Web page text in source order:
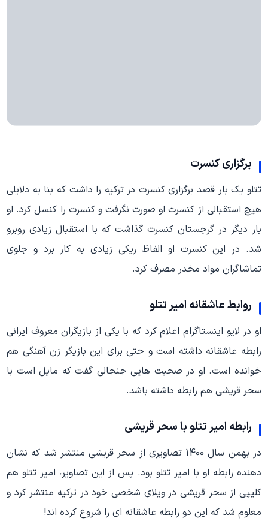
برگزاری کنسرت
تتلو یک بار قصد برگزاری کنسرت در ترکیه را داشت که بنا به دلایلی
هیچ استقبالی از کنسرت او صورت نگرفت و کنسرت را کنسل کرد. او
بار دیگر در گرجستان کنسرت گذاشت که با استقبال زیادی روبرو
شد. در این کنسرت او الفاظ ریکی زیادی به کار برد و جلوی
تماشاگران مواد مخدر مصرف کرد.
روابط عاشقانه امیر تتلو
او در لایو اینستاگرام اعلام کرد که با یکی از بازیگران معروف ایرانی
رابطه عاشقانه داشته است و حتی برای این بازیگر زن آهنگی هم
خوانده است. او در صحبت هایی جنجالی گفت که مایل است با
سحر قریشی هم رابطه داشته باشد.
رابطه امیر تتلو با سحر قریشی
در بهمن سال 1400 تصاویری از سحر قریشی منتشر شد که نشان
دهنده رابطه او با امیر تتلو بود. پس از این تصاویر، امیر تتلو هم
کلیپی از سحر قریشی در ویلای شخصی خود در ترکیه منتشر کرد و
معلوم شد که این دو رابطه عاشقانه ای را شروع کرده اند!